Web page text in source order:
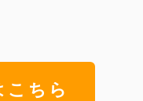
ちら